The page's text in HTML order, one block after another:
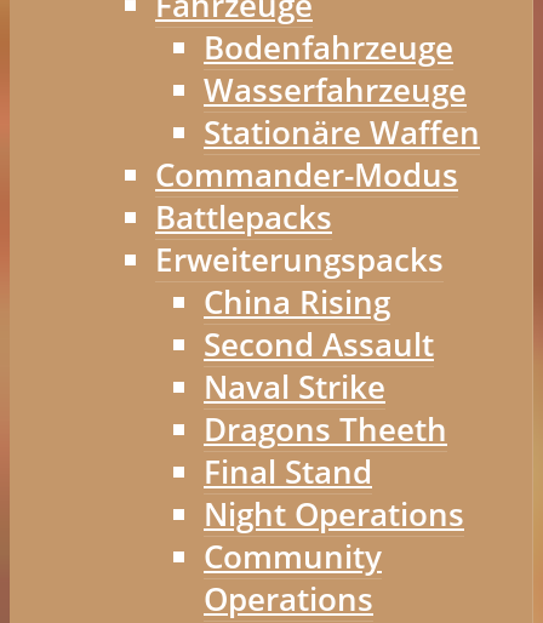
Bodenfahrzeuge
Wasserfahrzeuge
Stationäre Waffen
Commander-Modus
Battlepacks
Erweiterungspacks
China Rising
Second Assault
Naval Strike
Dragons Theeth
Final Stand
Night Operations
Community
Operations